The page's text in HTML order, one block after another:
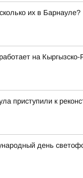
их в Барнауле?
на
приступили к
день